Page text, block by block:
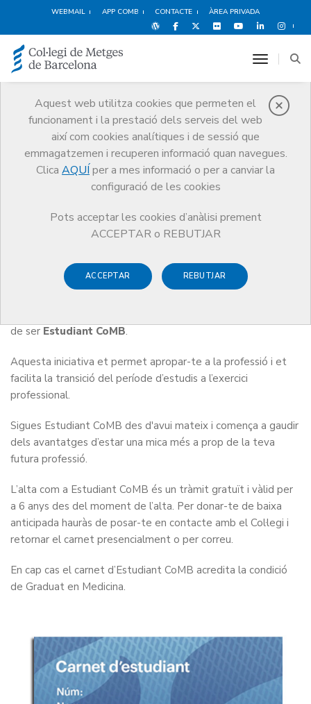
WEBMAIL APP COMB CONTACTE ÀREA PRIVADA
Aquest web utilitza cookies que permeten el
funcionament i la prestació dels serveis del web
així com cookies analítiques i de sessió que
emmagatzemen i recuperen informació quan navegues.
Clica AQUÍ per a mes informació o per a canviar la
configuració de les cookies
Pots acceptar les cookies d’anàlisi prement
ACCEPTAR o REBUTJAR
ACCEPTAR REBUTJAR
toggle
Estudiants
CoMB
Tràmits Estudiants CoMB Carnet d’estudiant
Carnet d'estudiant
de ser Estudiant CoMB.
Aquesta iniciativa et permet apropar-te a la professió i et
facilita la transició del període d’estudis a l’exercici
professional.
Sigues Estudiant CoMB des d'avui mateix i comença a gaudir
dels avantatges d’estar una mica més a prop de la teva
futura professió.
L’alta com a Estudiant CoMB és un tràmit gratuït i vàlid per
a 6 anys des del moment de l’alta. Per donar-te de baixa
anticipada hauràs de posar-te en contacte amb el Col·legi i
retornar el carnet presencialment o per correu.
En cap cas el carnet d’Estudiant CoMB acredita la condició
de Graduat en Medicina.